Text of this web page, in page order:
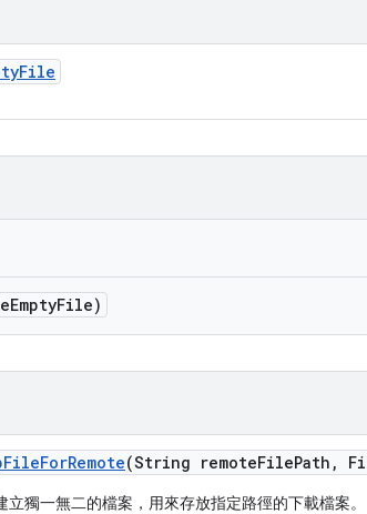
File
EmptyFile)
FileForRemote(String remoteFilePath ,
立獨一無二的檔案，用來存放指定路徑的下載檔案。